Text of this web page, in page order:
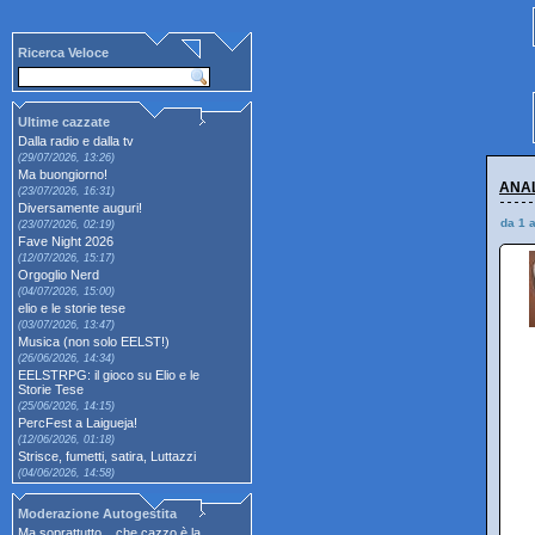
Ricerca Veloce
Ultime cazzate
Dalla radio e dalla tv
(29/07/2026, 13:26)
Ma buongiorno!
(23/07/2026, 16:31)
Diversamente auguri!
(23/07/2026, 02:19)
Fave Night 2026
(12/07/2026, 15:17)
Orgoglio Nerd
(04/07/2026, 15:00)
elio e le storie tese
(03/07/2026, 13:47)
Musica (non solo EELST!)
(26/06/2026, 14:34)
EELSTRPG: il gioco su Elio e le
Storie Tese
(25/06/2026, 14:15)
PercFest a Laigueja!
(12/06/2026, 01:18)
Strisce, fumetti, satira, Luttazzi
(04/06/2026, 14:58)
Moderazione Autogestita
da 1